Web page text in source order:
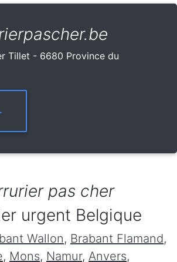
Tillet - 6680 Province du
pas cher
urgent Belgique
Wallon, Brabant Flamand,
, Mons, Namur, Anvers,